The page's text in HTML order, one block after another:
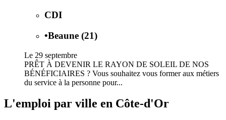
CDI
•Beaune (21)
Le 29 septembre
PRÊT À DEVENIR LE RAYON DE SOLEIL DE NOS
BÉNÉFICIAIRES ? Vous souhaitez vous former aux métiers
du service à la personne pour...
L'emploi par ville en Côte-d'Or